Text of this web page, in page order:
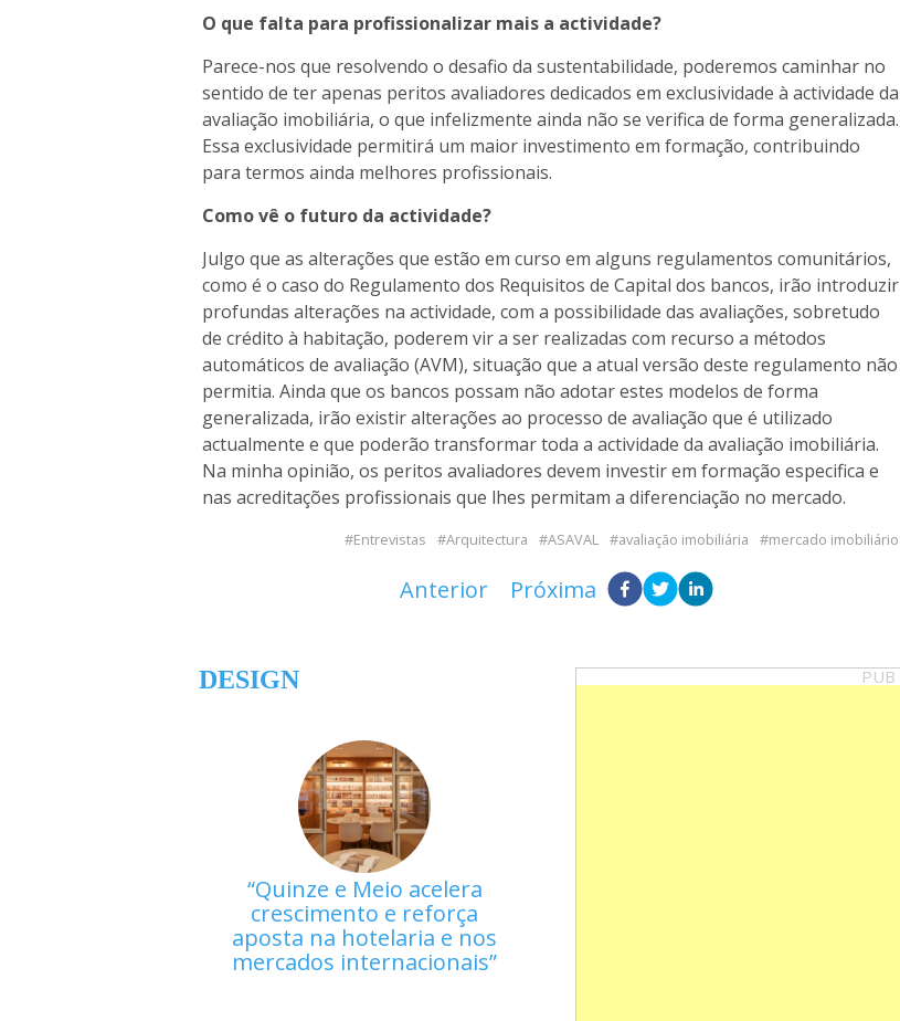
O que falta para profissionalizar mais a actividade?
Parece-nos que resolvendo o desafio da sustentabilidade, poderemos caminhar no
sentido de ter apenas peritos avaliadores dedicados em exclusividade à actividade da
avaliação imobiliária, o que infelizmente ainda não se verifica de forma generalizada.
Essa exclusividade permitirá um maior investimento em formação, contribuindo
para termos ainda melhores profissionais.
Como vê o futuro da actividade?
Julgo que as alterações que estão em curso em alguns regulamentos comunitários,
como é o caso do Regulamento dos Requisitos de Capital dos bancos, irão introduzir
profundas alterações na actividade, com a possibilidade das avaliações, sobretudo
de crédito à habitação, poderem vir a ser realizadas com recurso a métodos
automáticos de avaliação (AVM), situação que a atual versão deste regulamento não
permitia. Ainda que os bancos possam não adotar estes modelos de forma
generalizada, irão existir alterações ao processo de avaliação que é utilizado
actualmente e que poderão transformar toda a actividade da avaliação imobiliária.
Na minha opinião, os peritos avaliadores devem investir em formação especifica e
nas acreditações profissionais que lhes permitam a diferenciação no mercado.
Entrevistas Arquitectura ASAVAL avaliação imobiliária mercado imobiliário
Anterior Próxima
DESIGN
Quinze e Meio acelera
crescimento e reforça
aposta na hotelaria e nos
mercados internacionais
PUB